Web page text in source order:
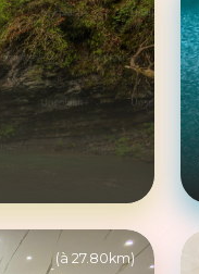
(à 27.80km)